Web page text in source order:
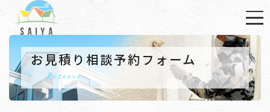
お見積り相談予約フォーム
Reserve